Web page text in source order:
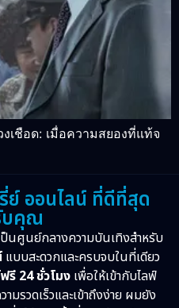
เชือด: เมื่อความสยองที่แท้จ
ย์ ออนไลน์ ที่ดีที่สุด
บคุณ
ศูนย์กลางความบันเทิงสำหรับ
แบบสะดวกและครบจบในที่เดียว
รี 24 ชั่วโมง เพื่อให้เข้ากับไลฟ์
รวดเร็วและเข้าถึงง่าย ผมยัง